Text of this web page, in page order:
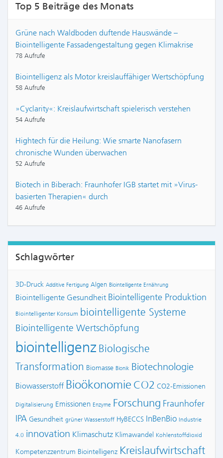
Top 5 Beiträge des Monats
Grüne nach Waldboden duftende Hauswände –
Biointelligente Fassadengestaltung gegen Klimakrise
78 Aufrufe
Biointelligenz als Motor kreislauffähiger Wertschöpfung
58 Aufrufe
»Cyclarity«: Kreislaufwirtschaft spielerisch verstehen
54 Aufrufe
Hightech für die Heilung: Wie smarte Nanofasern
chronische Wunden überwachen
52 Aufrufe
Biotech in Biberach: Fraunhofer IGB startet mit »Virus-
basierten Therapien« durch
46 Aufrufe
Schlagwörter
3D-Druck Additive Fertigung Algen Biointelligente Ernährung
Biointelligente Gesundheit Biointelligente Produktion
Biointelligenter Konsum biointelligente Systeme
Biointelligente Wertschöpfung
biointelligenz Biologische
Transformation Biomasse Bionik Biotechnologie
Biowasserstoff Bioökonomie CO2 CO2-Emissionen
Digitalisierung Emissionen Enzyme Forschung Fraunhofer
IPA Gesundheit grüner Wasserstoff HyBECCS InBenBio Industrie
4.0 innovation Klimaschutz Klimawandel Kohlenstoffdioxid
Kompetenzzentrum Biointelligenz Kreislaufwirtschaft